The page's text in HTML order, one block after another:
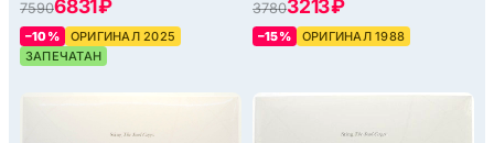
75906831 ₽
–10%
ОРИГИНАЛ 2025
ЗАПЕЧАТАН
Portugues), 1988
37803213 ₽
–15% ОРИГИНАЛ 1988